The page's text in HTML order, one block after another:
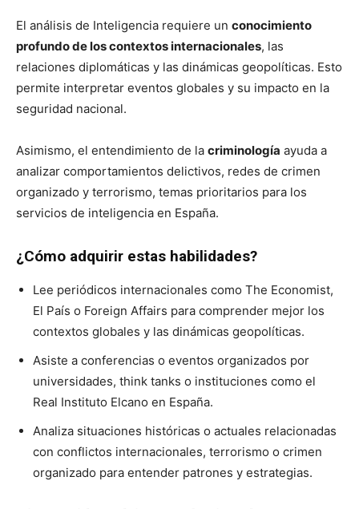
El análisis de Inteligencia requiere un conocimiento
profundo de los contextos internacionales, las
relaciones diplomáticas y las dinámicas geopolíticas. Esto
permite interpretar eventos globales y su impacto en la
seguridad nacional.
Asimismo, el entendimiento de la criminología ayuda a
analizar comportamientos delictivos, redes de crimen
organizado y terrorismo, temas prioritarios para los
servicios de inteligencia en España.
¿Cómo adquirir estas habilidades?
Lee periódicos internacionales como The Economist,
El País o Foreign Affairs para comprender mejor los
contextos globales y las dinámicas geopolíticas.
Asiste a conferencias o eventos organizados por
universidades, think tanks o instituciones como el
Real Instituto Elcano en España.
Analiza situaciones históricas o actuales relacionadas
con conflictos internacionales, terrorismo o crimen
organizado para entender patrones y estrategias.